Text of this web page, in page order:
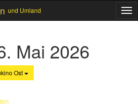
und Umland
Mai 2026
Ost